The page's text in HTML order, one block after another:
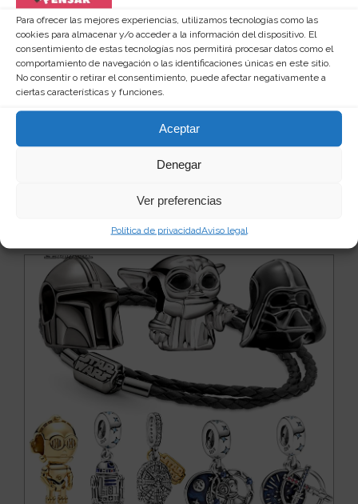
Para ofrecer las mejores experiencias, utilizamos tecnologías como las
cookies para almacenar y/o acceder a la información del dispositivo. El
consentimiento de estas tecnologías nos permitirá procesar datos como el
comportamiento de navegación o las identificaciones únicas en este sitio.
No consentir o retirar el consentimiento, puede afectar negativamente a
ciertas características y funciones.
Aceptar
Denegar
Ver preferencias
Política de privacidadAviso legal
Pulsera con colgante de corazón
Hay ciertos objetos que en cuanto los ves te
enamoras. En cuanto los ves sientes el deseo
Ver producto